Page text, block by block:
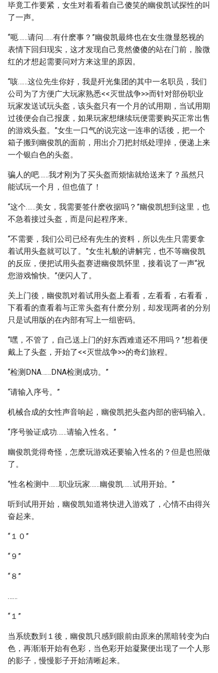
毕竟工作要紧，女生对着看着自己傻笑的幽俊凯试探性的叫
了一声。
“呃……请问……有什麽事？”幽俊凯最终也在女生微显怒视的
表情下回归现实，这才发现自己竟然傻傻的站在门前，脸微
红的才想起需要问对方来这里的原因。
“咳……这位先生你好，我是歼光集团的其中一名职员，我们
公司为了方便广大玩家熟悉<<灭世战争>>而针对部份职业
玩家发送试玩头盔，该头盔只有一个月的试用期，当试用期
过後便会自己报废，如果玩家想继续玩便需要购买正常出售
的游戏头盔。”女生一口气的说完这一连串的话後，把一个
箱子搬到幽俊凯的面前，用出介刀把封纸处理掉，便递上来
一个银白色的头盔。
骗人的吧……我才刚为了买头盔而烦恼就给送来了？虽然只
能试玩一个月，但也值了！
“这个……美女，我需要签什麽收据吗？”幽俊凯想到这里，也
不急着接过头盔，而是问起程序来。
“不需要，我们公司已经有先生的资料，所以先生只需要拿
着试用头盔就可以了。”女生礼貌的讲解完，也不等幽俊凯
的反应，便把试用头盔赛进幽俊凯怀里，接着说了一声“祝
您游戏愉快。”便闪人了。
关上门後，幽俊凯对着试用头盔上看看，左看看，右看看，
下看看的查看着与正常头盔有什麽分别，却发现两者的分别
只是试用版的在内部有写上一组密码。
“嘿，不管了，自己送上门的好东西难道还不用吗？”想着便
戴上了头盔，开始了<<灭世战争>>的奇幻旅程。
“检测DNA……DNA检测成功。”
“请输入序号。”
机械合成的女性声音响起，幽俊凯把头盔内部的密码输入。
“序号验证成功……请输入性名。”
幽俊凯觉得奇怪，怎麽玩游戏还要输入性名的？但是也照做
了。
“性名检测中……职业玩家……幽俊凯……试用开始。”
听到试用开始，幽俊凯知道将快进入游戏了，心情不由得兴
奋起来。
“１０”
“９”
“８”
……
“１”
当系统数到１後，幽俊凯只感到眼前由原来的黑暗转变为白
色，再渐渐开始有色彩，当色彩开始凝聚便出现了一个人形
的影子，慢慢影子开始清晰起来。